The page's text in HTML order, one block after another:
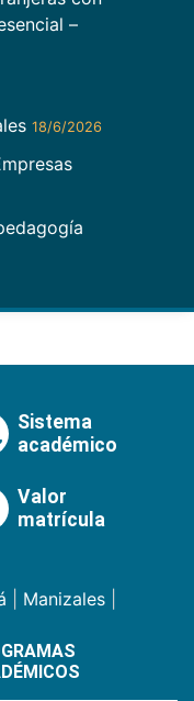
–
18/6/2026
Sistema
académico
Valor
matrícula
Manizales